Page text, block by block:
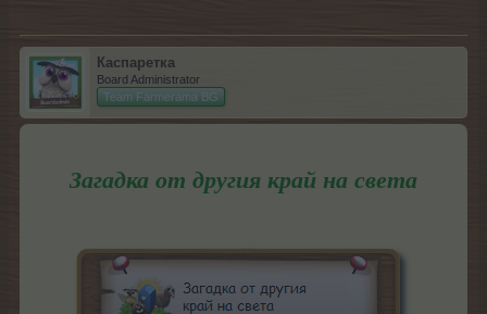
Каспаретка
Board Administrator
Team Farmerama BG
Загадка от другия край на света